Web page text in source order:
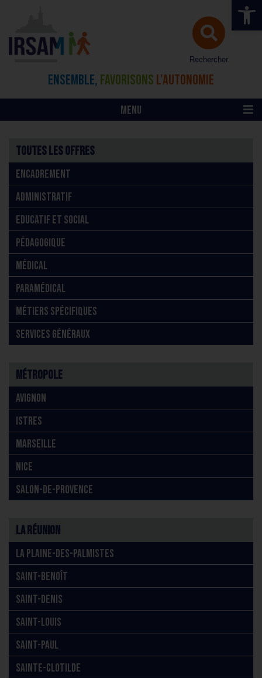
Ouvrir
Rechercher
ENSEMBLE, FAVORISONS L'AUTONOMIE
MENU
Toutes les offres
ENCADREMENT
ADMINISTRATIF
EDUCATIF ET SOCIAL
PÉDAGOGIQUE
MÉDICAL
PARAMÉDICAL
MÉTIERS SPÉCIFIQUES
SERVICES GÉNÉRAUX
Métropole
AVIGNON
ISTRES
MARSEILLE
NICE
SALON-DE-PROVENCE
La Réunion
LA PLAINE-DES-PALMISTES
SAINT-BENOÎT
SAINT-DENIS
SAINT-LOUIS
SAINT-PAUL
SAINTE-CLOTILDE